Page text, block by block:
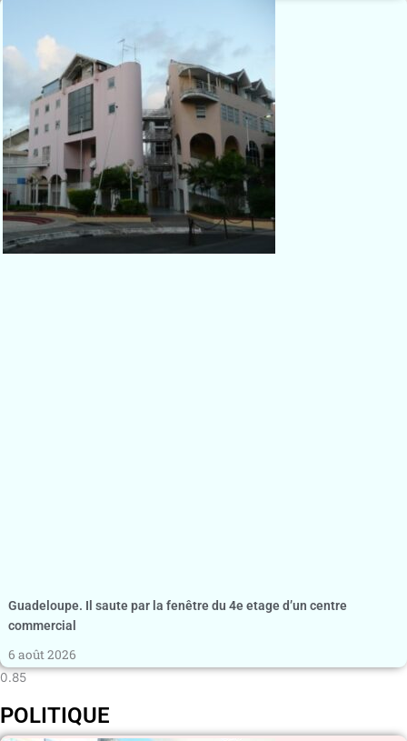
Guadeloupe. Il saute par la fenêtre du 4e etage d’un centre
commercial
6 août 2026
POLITIQUE